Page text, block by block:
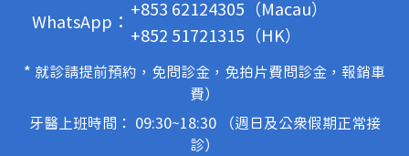
WhatsApp：
+853 62124305（Macau）
+852 51721315（HK）
* 就診請提前預約，免問診金，免拍片費問診金，報銷車
費）
牙醫上班時間： 09:30~18:30 （週日及公眾假期正常接
診）